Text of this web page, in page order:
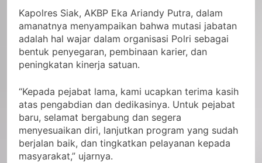
Kapolres Siak, AKBP Eka Ariandy Putra, dalam
amanatnya menyampaikan bahwa mutasi jabatan
adalah hal wajar dalam organisasi Polri sebagai
bentuk penyegaran, pembinaan karier, dan
peningkatan kinerja satuan.
“Kepada pejabat lama, kami ucapkan terima kasih
atas pengabdian dan dedikasinya. Untuk pejabat
baru, selamat bergabung dan segera
menyesuaikan diri, lanjutkan program yang sudah
berjalan baik, dan tingkatkan pelayanan kepada
masyarakat,” ujarnya.